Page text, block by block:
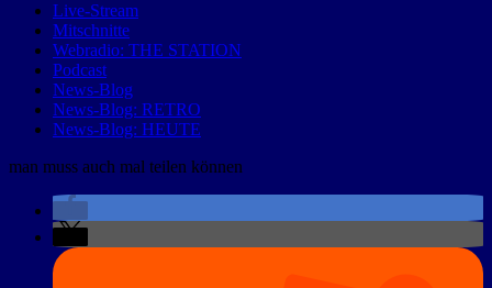
Live-Stream
Mitschnitte
Webradio: THE STATION
Podcast
News-Blog
News-Blog: RETRO
News-Blog: HEUTE
man muss auch mal teilen können